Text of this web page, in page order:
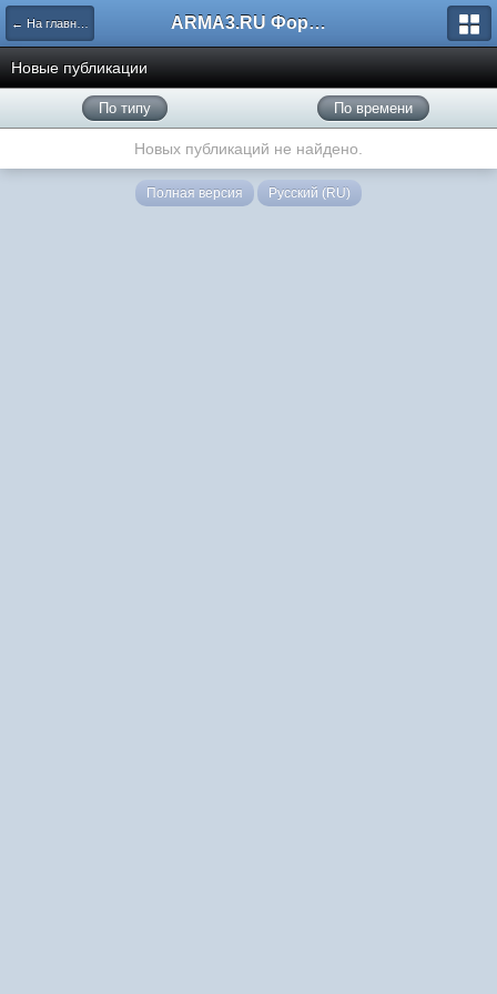
← На главную ARMA3.RU Форум
Новые публикации
По типу По времени
Новых публикаций не найдено.
Полная версия Русский (RU)